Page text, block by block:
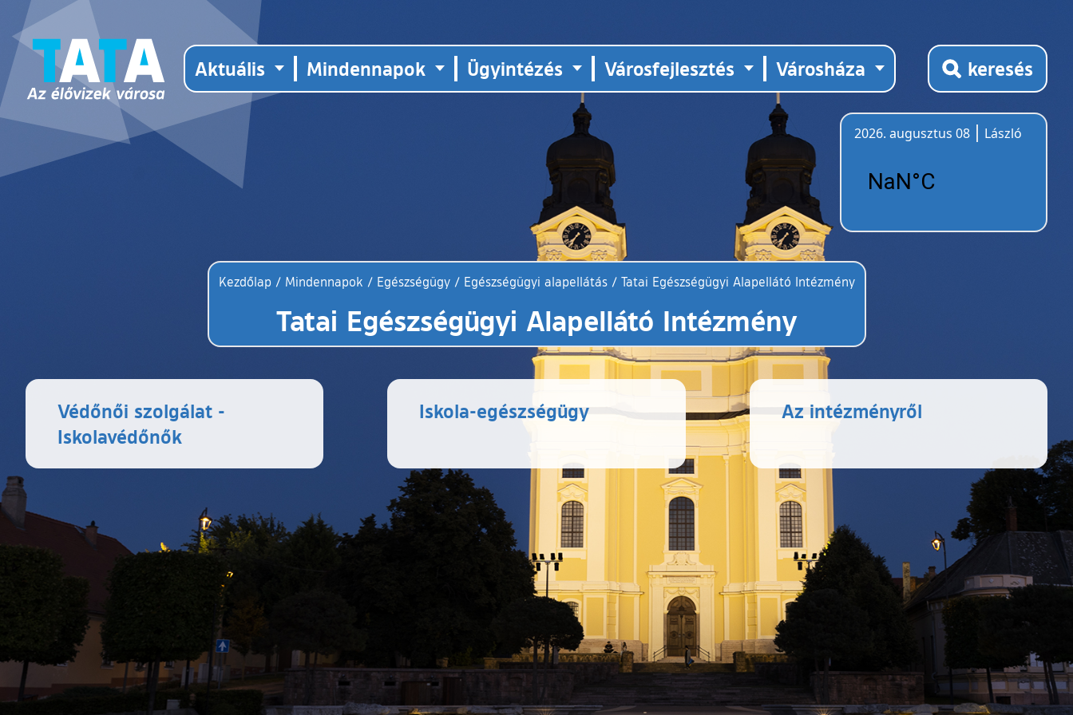
Aktuális Mindennapok Ügyintézés Városfejlesztés Városháza keresés
2026. augusztus 08
László
Kezdőlap / Mindennapok / Egészségügy / Egészségügyi alapellátás / Tatai Egészségügyi Alapellátó Intézmény
Tatai Egészségügyi Alapellátó Intézmény
Védőnői szolgálat -
Iskolavédőnők
Iskola-egészségügy Az intézményről